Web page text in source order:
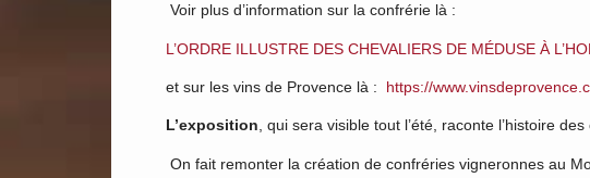
Voir plus d’information sur la confrérie là :
L’ORDRE ILLUSTRE DES CHEVALIERS DE MÉDUSE À
et sur les vins de Provence là : https://
L’exposition, qui sera visible tout l’été, raconte l’histoire
On fait remonter la création de confréries vigneronnes au